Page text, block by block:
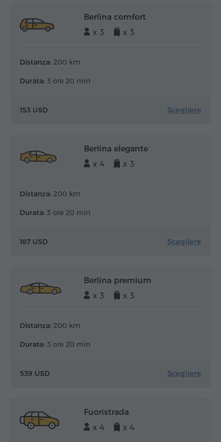
Berlina comfort
x 3
x 3
Distanza: 200 km
Durata: 3 ore 20 min
153 USD Scegliere
Berlina elegante
x 4
x 3
Distanza: 200 km
Durata: 3 ore 20 min
187 USD Scegliere
Berlina premium
x 3
x 3
Distanza: 200 km
Durata: 3 ore 20 min
539 USD Scegliere
Fuoristrada
x 4
x 4